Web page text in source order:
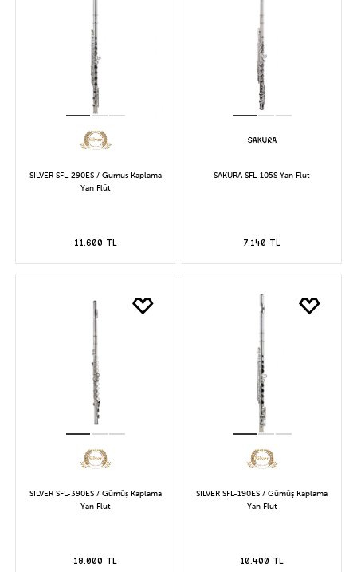
SILVER SFL-290ES / Gümüş Kaplama
Yan Flüt
11.600 TL
SAKURA SFL-105S Yan Flüt
7.140 TL
SILVER SFL-390ES / Gümüş Kaplama
Yan Flüt
18.000 TL
SILVER SFL-190ES / Gümüş Kaplama
Yan Flüt
10.400 TL